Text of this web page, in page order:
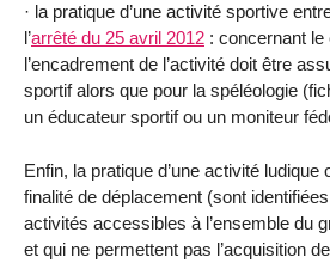
· la pratique d’une activité sportive
l’arrêté du 25 avril 2012 : concernant
l’encadrement de l’activité doit être
sportif alors que pour la spéléologie
un éducateur sportif ou un moniteur
Enfin, la pratique d’une activité ludique
finalité de déplacement (sont
activités accessibles à l’ensemble du
et qui ne permettent pas l’acquisition